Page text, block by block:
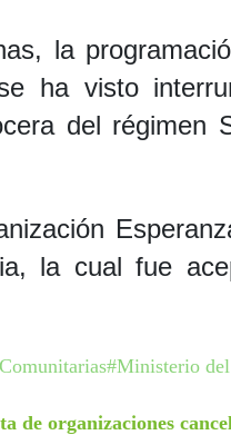
la
ha visto
del régimen
la cual fue
#Ministerio
de organizaciones